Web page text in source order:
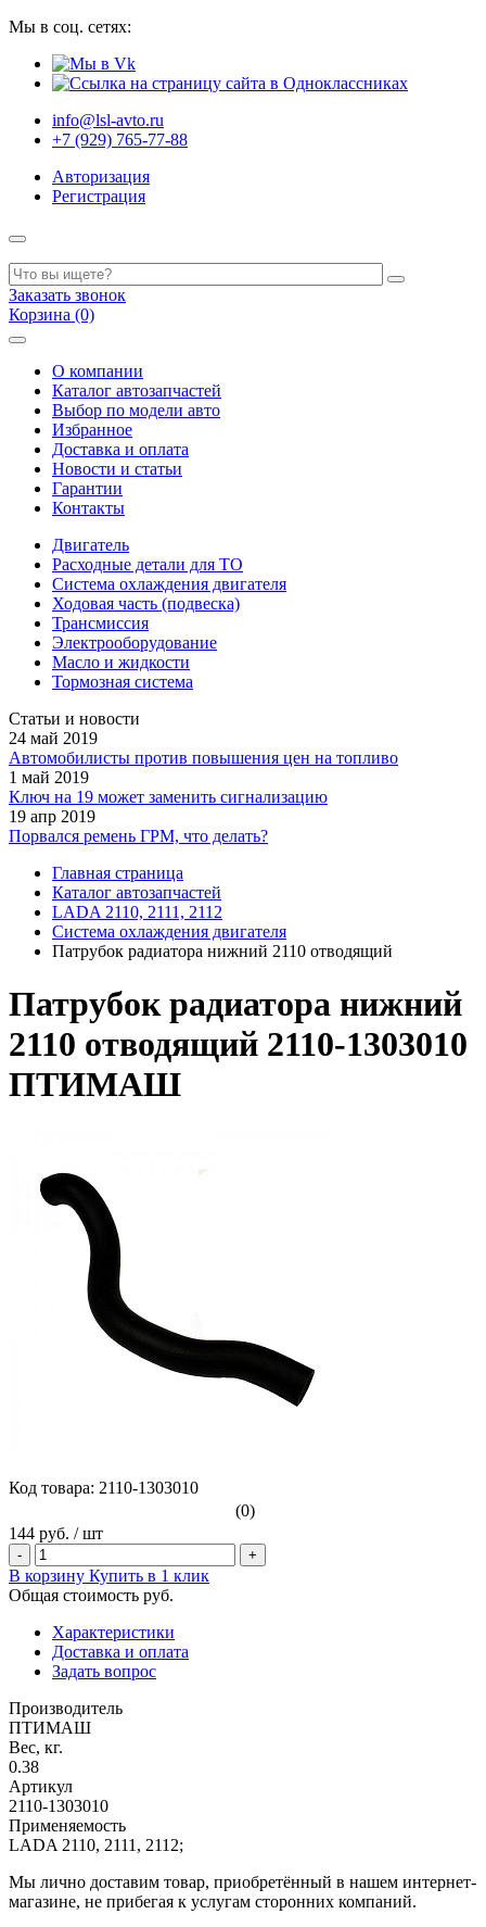
Мы в соц. сетях:
info@lsl-avto.ru
+7 (929) 765-77-88
Авторизация
Регистрация
Заказать звонок
Корзина (0)
О компании
Каталог автозапчастей
Выбор по модели авто
Избранное
Доставка и оплата
Новости и статьи
Гарантии
Контакты
Двигатель
Расходные детали для ТО
Система охлаждения двигателя
Ходовая часть (подвеска)
Трансмиссия
Электрооборудование
Масло и жидкости
Тормозная система
Статьи и новости
24 май 2019
Автомобилисты против повышения цен на топливо
1 май 2019
Ключ на 19 может заменить сигнализацию
19 апр 2019
Порвался ремень ГРМ, что делать?
Главная страница
Каталог автозапчастей
LADA 2110, 2111, 2112
Система охлаждения двигателя
Патрубок радиатора нижний 2110 отводящий
Патрубок радиатора нижний
2110 отводящий 2110-1303010
ПТИМАШ
Код товара: 2110-1303010
(0)
144 руб. / шт
- +
В корзину Купить в 1 клик
Общая стоимость руб.
Характеристики
Доставка и оплата
Задать вопрос
Производитель
ПТИМАШ
Вес, кг.
0.38
Артикул
2110-1303010
Применяемость
LADA 2110, 2111, 2112;
Мы лично доставим товар, приобретённый в нашем интернет-
магазине, не прибегая к услугам сторонних компаний.